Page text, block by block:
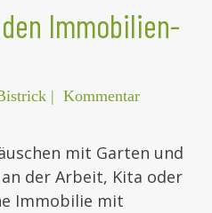
Immobilien-
| Kommentar
mit Garten und
der Arbeit, Kita oder
Immobilie mit